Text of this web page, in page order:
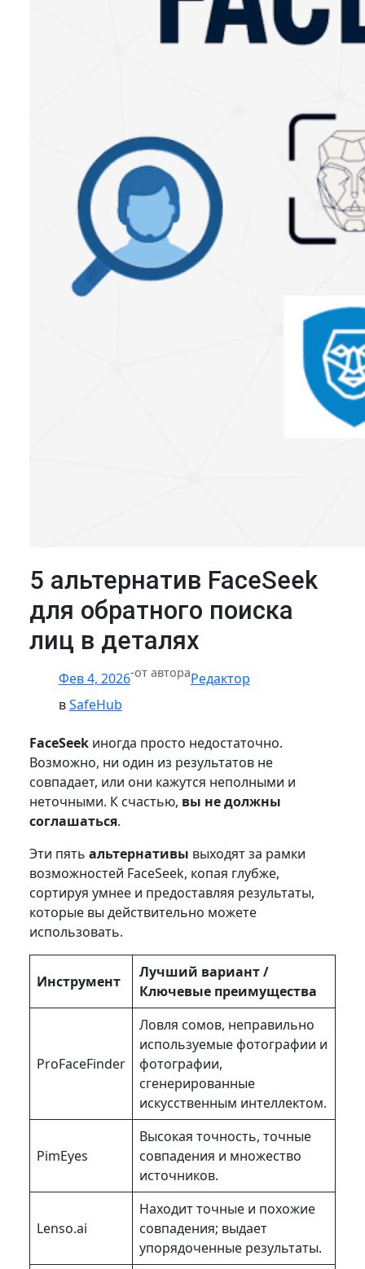
5 альтернатив FaceSeek
для обратного поиска
лиц в деталях
Фев 4, 2026-от автораРедактор
вSafeHub
FaceSeek иногда просто недостаточно.
Возможно, ни один из результатов не
совпадает, или они кажутся неполными и
неточными. К счастью, вы не должны
соглашаться.
Эти пять альтернативы выходят за рамки
возможностей FaceSeek, копая глубже,
сортируя умнее и предоставляя результаты,
которые вы действительно можете
использовать.
Инструмент
Лучший вариант /
Ключевые преимущества
ProFaceFinder
Ловля сомов, неправильно
используемые фотографии и
фотографии,
сгенерированные
искусственным интеллектом.
PimEyes
Высокая точность, точные
совпадения и множество
источников.
Lenso.ai
Находит точные и похожие
совпадения; выдает
упорядоченные результаты.